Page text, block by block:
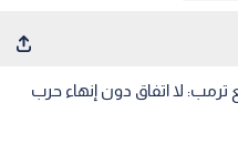
لا اتفاق دون إنهاء حرب